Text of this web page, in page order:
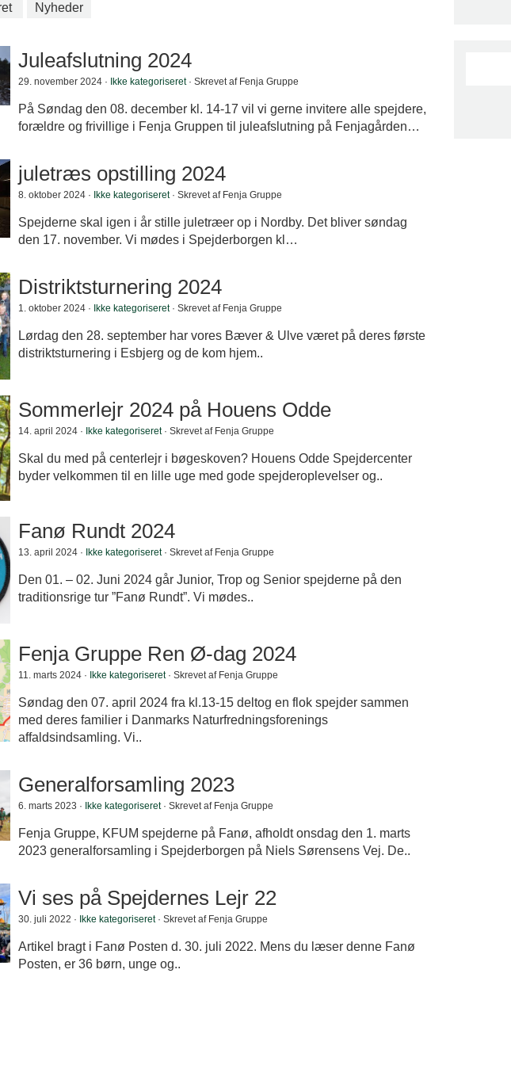
Nyheder
Juleafslutning 2024
29. november 2024 · Ikke kategoriseret· Skrevet af Fenja Gruppe
På Søndag den 08. december kl. 14-17 vil vi gerne invitere alle spejdere,
forældre og frivillige i Fenja Gruppen til juleafslutning på Fenjagården…
juletræs opstilling 2024
8. oktober 2024 · Ikke kategoriseret· Skrevet af Fenja Gruppe
Spejderne skal igen i år stille juletræer op i Nordby. Det bliver søndag
den 17. november. Vi mødes i Spejderborgen kl…
Distriktsturnering 2024
1. oktober 2024 · Ikke kategoriseret· Skrevet af Fenja Gruppe
Lørdag den 28. september har vores Bæver & Ulve været på deres første
distriktsturnering i Esbjerg og de kom hjem..
Sommerlejr 2024 på Houens Odde
14. april 2024 · Ikke kategoriseret· Skrevet af Fenja Gruppe
Skal du med på centerlejr i bøgeskoven? Houens Odde Spejdercenter
byder velkommen til en lille uge med gode spejderoplevelser og..
Fanø Rundt 2024
13. april 2024 · Ikke kategoriseret· Skrevet af Fenja Gruppe
Den 01. – 02. Juni 2024 går Junior, Trop og Senior spejderne på den
traditionsrige tur ”Fanø Rundt”. Vi mødes..
Fenja Gruppe Ren Ø-dag 2024
11. marts 2024 · Ikke kategoriseret· Skrevet af Fenja Gruppe
Søndag den 07. april 2024 fra kl.13-15 deltog en flok spejder sammen
med deres familier i Danmarks Naturfredningsforenings
affaldsindsamling. Vi..
Generalforsamling 2023
6. marts 2023 · Ikke kategoriseret· Skrevet af Fenja Gruppe
Fenja Gruppe, KFUM spejderne på Fanø, afholdt onsdag den 1. marts
2023 generalforsamling i Spejderborgen på Niels Sørensens Vej. De..
Vi ses på Spejdernes Lejr 22
30. juli 2022 · Ikke kategoriseret· Skrevet af Fenja Gruppe
Artikel bragt i Fanø Posten d. 30. juli 2022. Mens du læser denne Fanø
Posten, er 36 børn, unge og..